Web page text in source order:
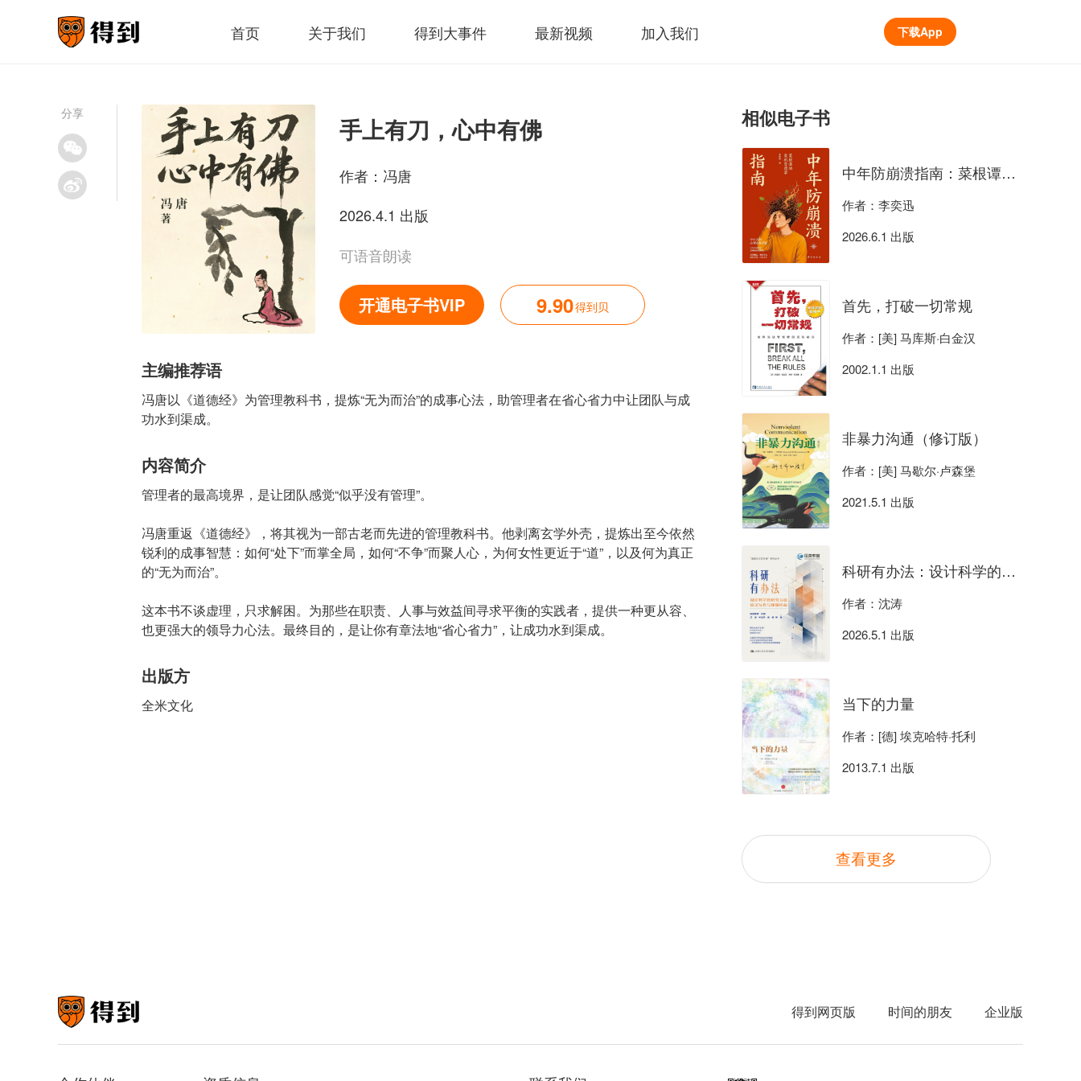
首页 关于我们 得到大事件 最新视频 加入我们 下载App
分享
手上有刀，心中有佛
作者： 冯唐
2026.4.1 出版
可语音朗读
开通电子书VIP 9.90得到贝
主编推荐语
冯唐以《道德经》为管理教科书，提炼“无为而治”的成事心法，助管理者在省心省力中让团队与成
功水到渠成。
内容简介
管理者的最高境界，是让团队感觉“似乎没有管理”。
冯唐重返《道德经》，将其视为一部古老而先进的管理教科书。他剥离玄学外壳，提炼出至今依然
锐利的成事智慧：如何“处下”而掌全局，如何“不争”而聚人心，为何女性更近于“道”，以及何为真正
的“无为而治”。
这本书不谈虚理，只求解困。为那些在职责、人事与效益间寻求平衡的实践者，提供一种更从容、
也更强大的领导力心法。最终目的，是让你有章法地“省心省力”，让成功水到渠成。
出版方
全米文化
相似电子书
中年防崩溃指南：菜根谭的危机管理学
作者：李奕迅
2026.6.1 出版
首先，打破一切常规
作者：[美] 马库斯·白金汉
2002.1.1 出版
非暴力沟通（修订版）
作者：[美] 马歇尔·卢森堡
2021.5.1 出版
科研有办法：设计科学的研究方法、论文写作与课题申报
作者：沈涛
2026.5.1 出版
当下的力量
作者：[德] 埃克哈特·托利
2013.7.1 出版
查看更多
得到网页版 时间的朋友 企业版